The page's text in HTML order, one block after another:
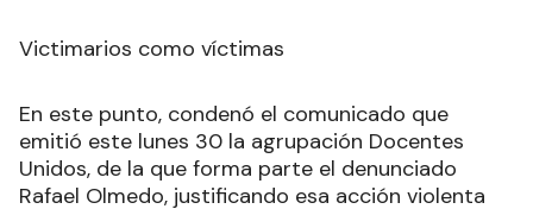
Victimarios como víctimas
En este punto, condenó el comunicado que
emitió este lunes 30 la agrupación Docentes
Unidos, de la que forma parte el denunciado
Rafael Olmedo, justificando esa acción violenta